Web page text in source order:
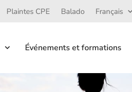
Plaintes CPE Balado Français
Événements et formations